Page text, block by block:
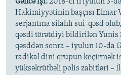
Gəncə işi:2018-ci il iyulun 3-də
Hakimiyyətinin başçısı Elmar
serjantına silahlı sui-qəsd
qəsdi törətdiyi bildirilən Yunis
qəsddən sonra – iyulun 10-da
radikal dini qrupun keçirmək
yüksəkrütbəli polis zabitləri –